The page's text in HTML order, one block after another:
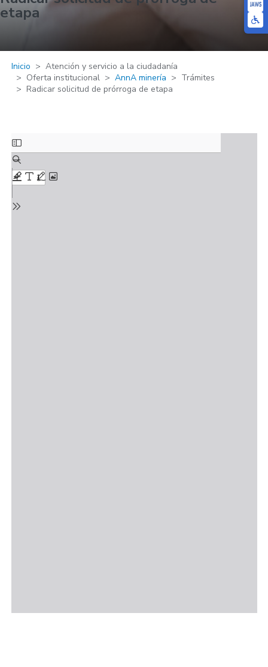
etapa
Inicio
Atención y servicio a la ciudadanía
Oferta institucional
AnnA minería
Trámites
Radicar solicitud de prórroga de etapa